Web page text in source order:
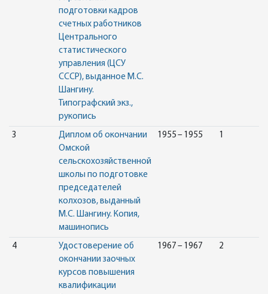
подготовки кадров
счетных работников
Центрального
статистического
управления (ЦСУ
СССР), выданное М.С.
Шангину.
Типографский экз.,
рукопись
3
Диплом об окончании
Омской
сельскохозяйственной
школы по подготовке
председателей
колхозов, выданный
М.С. Шангину. Копия,
машинопись
1955 – 1955 1
4
Удостоверение об
окончании заочных
курсов повышения
квалификации
1967 – 1967 2